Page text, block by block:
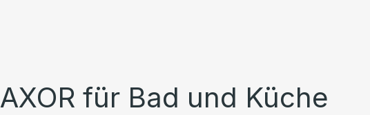
für Bad und Küche